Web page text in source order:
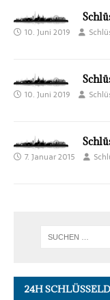
10. Juni 2019
10. Juni 2019
7. Januar 2015
24H